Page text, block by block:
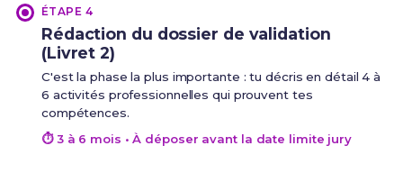
ÉTAPE 4
Rédaction du dossier de validation
(Livret 2)
C'est la phase la plus importante : tu décris en détail 4 à
6 activités professionnelles qui prouvent tes
compétences.
⏱ 3 à 6 mois • À déposer avant la date limite jury